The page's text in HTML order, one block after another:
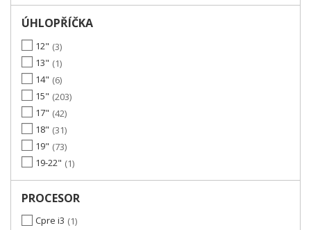
ÚHLOPŘÍČKA
12" 3
13"
1
14" 6
15" 203
17" 42
18" 31
19" 73
19-22"
1
PROCESOR
Cpre i3
1